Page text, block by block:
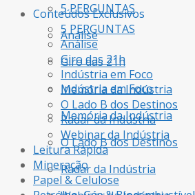
5 PERGUNTAS
Análise
Giro das 21h
Indústria em Foco
Memória da Indústria
O Lado B dos Destinos
Radar da Indústria
Conteúdos Exclusivos
5 PERGUNTAS
Análise
Giro das 21h
Indústria em Foco
Memória da Indústria
O Lado B dos Destinos
Radar da Indústria
Webinar da Indústria
Leitura Rápida
Mineração
Papel & Celulose